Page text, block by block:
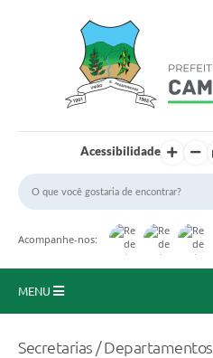
Acessibilidade
Acompanhe-nos:
MENU
Secretarias / Departamentos